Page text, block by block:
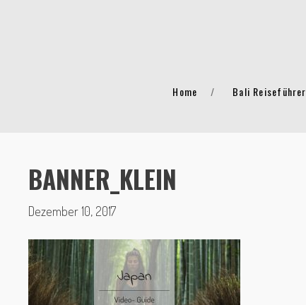
Home Bali Reiseführer
BANNER_KLEIN
Dezember 10, 2017